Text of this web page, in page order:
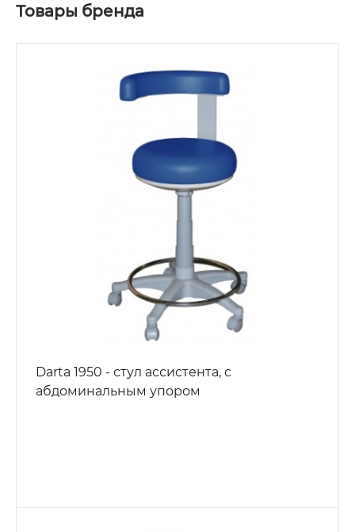
Товары бренда
Darta 1950 - стул ассистента, с
абдоминальным упором